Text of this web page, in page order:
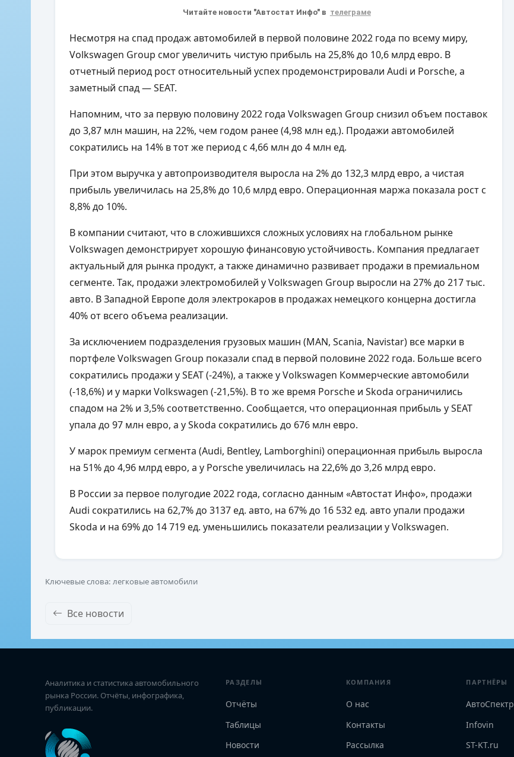
Читайте новости "Автостат Инфо" в телеграме
Несмотря на спад продаж автомобилей в первой половине 2022 года по всему миру,
Volkswagen Group смог увеличить чистую прибыль на 25,8% до 10,6 млрд евро. В
отчетный период рост относительный успех продемонстрировали Audi и Porsche, а
заметный спад — SEAT.
Напомним, что за первую половину 2022 года Volkswagen Group снизил объем поставок
до 3,87 млн машин, на 22%, чем годом ранее (4,98 млн ед.). Продажи автомобилей
сократились на 14% в тот же период с 4,66 млн до 4 млн ед.
При этом выручка у автопроизводителя выросла на 2% до 132,3 млрд евро, а чистая
прибыль увеличилась на 25,8% до 10,6 млрд евро. Операционная маржа показала рост с
8,8% до 10%.
В компании считают, что в сложившихся сложных условиях на глобальном рынке
Volkswagen демонстрирует хорошую финансовую устойчивость. Компания предлагает
актуальный для рынка продукт, а также динамично развивает продажи в премиальном
сегменте. Так, продажи электромобилей у Volkswagen Group выросли на 27% до 217 тыс.
авто. В Западной Европе доля электрокаров в продажах немецкого концерна достигла
40% от всего объема реализации.
За исключением подразделения грузовых машин (MAN, Scania, Navistar) все марки в
портфеле Volkswagen Group показали спад в первой половине 2022 года. Больше всего
сократились продажи у SEAT (-24%), а также у Volkswagen Коммерческие автомобили
(-18,6%) и у марки Volkswagen (-21,5%). В то же время Porsche и Skoda ограничились
спадом на 2% и 3,5% соответственно. Сообщается, что операционная прибыль у SEAT
упала до 97 млн евро, а у Skoda сократились до 676 млн евро.
У марок премиум сегмента (Audi, Bentley, Lamborghini) операционная прибыль выросла
на 51% до 4,96 млрд евро, а у Porsche увеличилась на 22,6% до 3,26 млрд евро.
В России за первое полугодие 2022 года, согласно данным «Автостат Инфо», продажи
Audi сократились на 62,7% до 3137 ед. авто, на 67% до 16 532 ед. авто упали продажи
Skoda и на 69% до 14 719 ед. уменьшились показатели реализации у Volkswagen.
Ключевые слова: легковые автомобили
Все новости
Аналитика и статистика автомобильного
рынка России. Отчёты, инфографика,
публикации.
РАЗДЕЛЫ
Отчёты
Таблицы
Новости
КОМПАНИЯ
О нас
Контакты
Рассылка
ПАРТНЁРЫ
АвтоСпектр
Infovin
ST-KT.ru